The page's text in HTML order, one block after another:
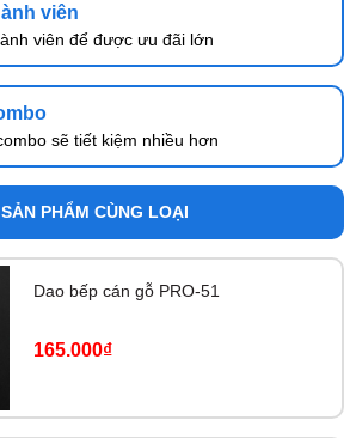
viên
viên để được ưu đãi lớn
sẽ tiết kiệm nhiều hơn
SẢN PHẨM CÙNG LOẠI
Dao bếp cán gỗ PRO-51
165.000₫